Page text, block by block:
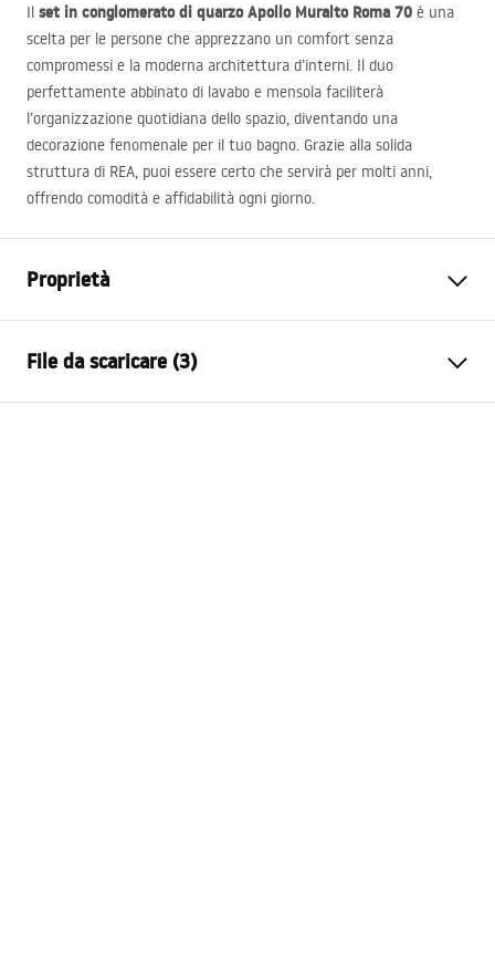
Il set in conglomerato di quarzo Apollo Muralto Roma 70 è una
scelta per le persone che apprezzano un comfort senza
compromessi e la moderna architettura d’interni. Il duo
perfettamente abbinato di lavabo e mensola faciliterà
l’organizzazione quotidiana dello spazio, diventando una
decorazione fenomenale per il tuo bagno. Grazie alla solida
struttura di REA, puoi essere certo che servirà per molti anni,
offrendo comodità e affidabilità ogni giorno.
Proprietà
Materiale
Colore
Effetto pietra, Grigio, Motivo
File da scaricare (3)